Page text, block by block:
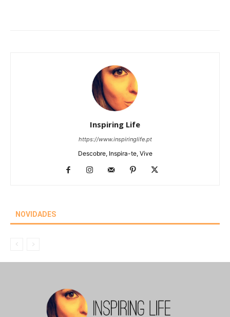
Inspiring Life
https://www.inspiringlife.pt
Descobre, Inspira-te, Vive
NOVIDADES